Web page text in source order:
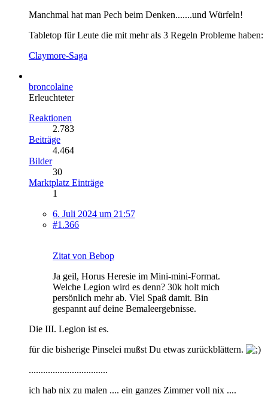
Manchmal hat man Pech beim Denken.......und Würfeln!
Tabletop für Leute die mit mehr als 3 Regeln Probleme haben:
Claymore-Saga
broncolaine
Erleuchteter
Reaktionen
2.783
Beiträge
4.464
Bilder
30
Marktplatz Einträge
1
6. Juli 2024 um 21:57
#1.366
Zitat von Bebop
Ja geil, Horus Heresie im Mini-mini-Format.
Welche Legion wird es denn? 30k holt mich
persönlich mehr ab. Viel Spaß damit. Bin
gespannt auf deine Bemaleergebnisse.
Die III. Legion ist es.
für die bisherige Pinselei mußst Du etwas zurückblättern.
.................................
ich hab nix zu malen .... ein ganzes Zimmer voll nix ....